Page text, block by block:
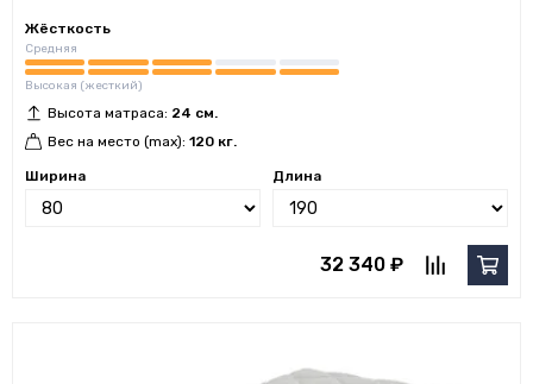
Жёсткость
Средняя
Высокая (жесткий)
Высота матраса: 24 см.
Вес на место (max): 120 кг.
Ширина Длина
32 340 ₽